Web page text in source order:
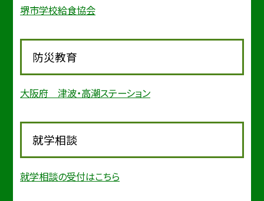
堺市学校給食協会
防災教育
大阪府 津波・高潮ステーション
就学相談
就学相談の受付はこちら